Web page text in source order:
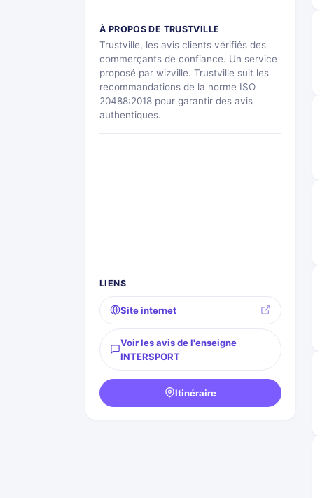
À PROPOS DE TRUSTVILLE
Trustville, les avis clients vérifiés des
commerçants de confiance. Un service
proposé par wizville. Trustville suit les
recommandations de la norme ISO
20488:2018 pour garantir des avis
authentiques.
LIENS
Site internet
Voir les avis de l'enseigne
INTERSPORT
Itinéraire